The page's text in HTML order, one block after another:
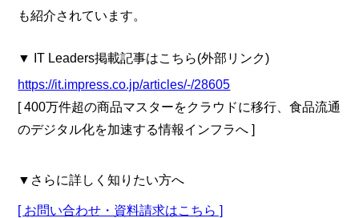
も紹介されています。
▼ IT Leaders掲載記事はこちら(外部リンク)
https://it.impress.co.jp/articles/-/28605
[ 400万件超の商品マスターをクラウドに移行、食品流通
のデジタル化を加速する情報インフラへ ]
▼さらに詳しく知りたい方へ
[ お問い合わせ・資料請求はこちら ]